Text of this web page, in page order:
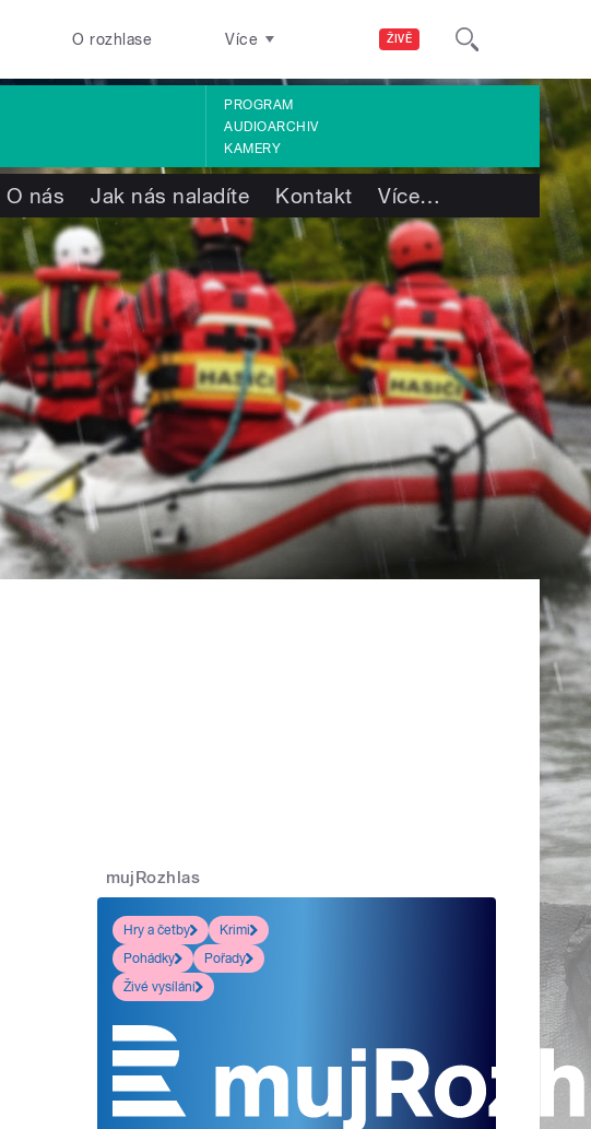
ŽIVĚ
O rozhlase Více
PROGRAM
AUDIOARCHIV
KAMERY
O nás Jak nás naladíte Kontakt Více…
mujRozhlas
Hry a četby
Krimi
Pohádky
Pořady
Živé vysílání